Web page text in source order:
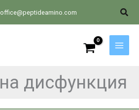
office@peptideamino.com
дисфункция